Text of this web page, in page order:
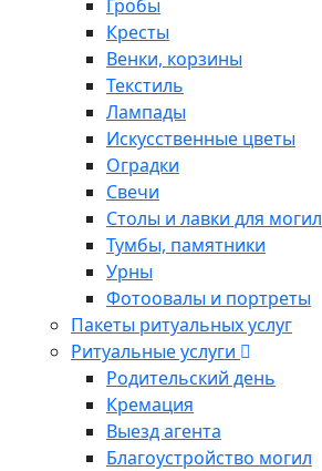
Гробы
Кресты
Венки, корзины
Текстиль
Лампады
Искусственные цветы
Оградки
Свечи
Столы и лавки для могил
Тумбы, памятники
Урны
Фотоовалы и портреты
Пакеты ритуальных услуг
Ритуальные услуги
Родительский день
Кремация
Выезд агента
Благоустройство могил